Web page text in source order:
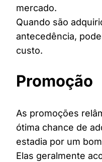
mercado.
Quando são
antecedência,
custo.
Promoção
As promoções
ótima chance de
estadia por um
Elas geralmente